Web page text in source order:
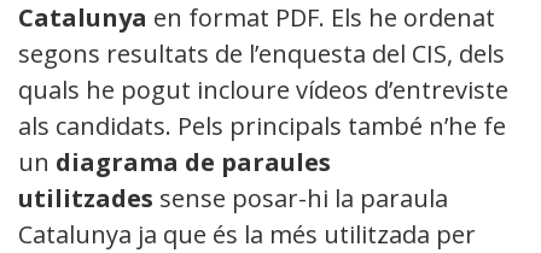
Catalunya en format PDF. Els he ordenat
segons resultats de l’enquesta del CIS, dels
quals he pogut incloure vídeos d’entrevistes
als candidats. Pels principals també n’he fet
un diagrama de paraules
utilitzades sense posar-hi la paraula
Catalunya ja que és la més utilitzada per